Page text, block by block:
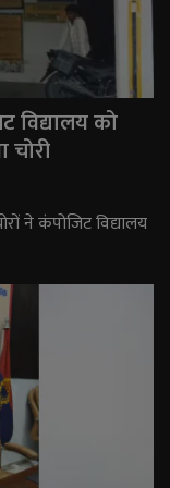
विद्यालय को
चोरी
ने कंपोजिट विद्यालय